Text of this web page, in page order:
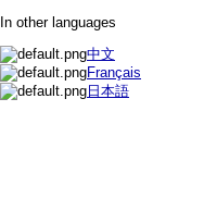
In other languages
中文
Français
日本語